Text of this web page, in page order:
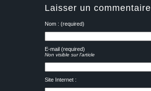
Laisser un commentaire
Nom : (required)
E-mail (required)
Non visible sur l'article
Site Internet :